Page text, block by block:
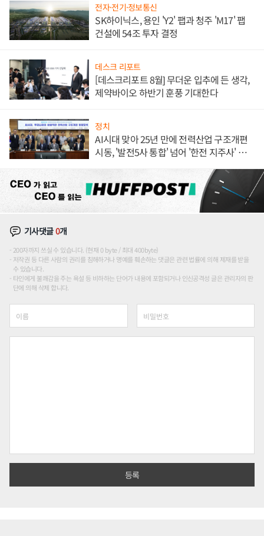
전자·전기·정보통신
SK하이닉스, 용인 'Y2' 팹과 청주 'M17' 팹
건설에 54조 투자 결정
데스크 리포트
[데스크리포트 8월] 무더운 입추에 든 생각,
제약바이오 하반기 훈풍 기대한다
정치
AI시대 맞아 25년 만에 전력산업 구조개편
시동, '발전5사 통합' 넘어 '한전 지주사' 재편
기사댓글0개
200자까지 쓰실 수 있습니다. (현재 0 byte / 최대 400byte)
저작권 등 다른 사람의 권리를 침해하거나 명예를 훼손하는 댓글은 관련 법률에 의해 제재를 받을
수 있습니다.
타인에게 불쾌감을 주는 욕설 등 비하하는 단어가 내용에 포함되거나 인신공격성 글은 관리자의 판
단에 의해 삭제 합니다.